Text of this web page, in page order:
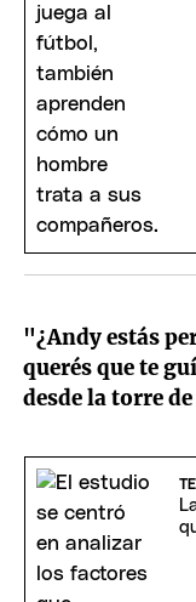
"¿Andy estás
querés que te
desde la torre